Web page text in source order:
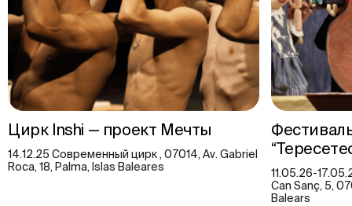
Цирк Inshi — проект Мечты
14.12.25 Современный цирк , 07014, Av. Gabriel
Roca, 18, Palma, Islas Baleares
11.05.26-
Can Sanç, 5,
Balears